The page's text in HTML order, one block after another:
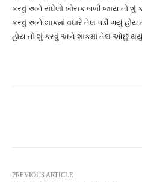
કરવું અને રાંધેલો ખોરાક બળી જાય તો શું
કરવું અને શાકમાં વધારે તેલ પડી ગયું હોય
હોય તો શું કરવું અને શાકમાં તેલ ઓછું થયું
PREVIOUS ARTICLE